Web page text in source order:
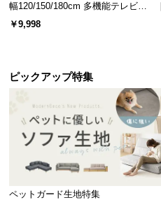
幅120/150/180cm 多機能テレビボ
ード 木目/石目調 オープン収納・
￥9,998
ピックアップ特集
ペットガード生地特集